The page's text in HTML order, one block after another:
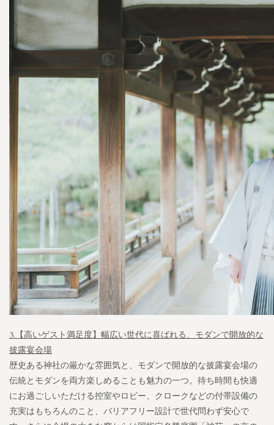
3.【高いゲスト満足度】幅広い世代に喜ばれる、モダンで開放的な
披露宴会場
歴史ある神社の厳かな雰囲気と、モダンで開放的な披露宴会場の
伝統とモダンを両方楽しめることも魅力の一つ。待ち時間も快適
にお過ごしいただける控室やロビー、クロークなどの付帯設備の
充実はもちろんのこと、バリアフリー設計で世代問わず安心で